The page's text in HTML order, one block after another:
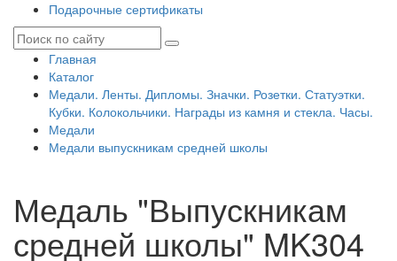
Подарочные сертификаты
Главная
Каталог
Медали. Ленты. Дипломы. Значки. Розетки. Статуэтки.
Кубки. Колокольчики. Награды из камня и стекла. Часы.
Медали
Медали выпускникам средней школы
Медаль "Выпускникам
средней школы" MK304